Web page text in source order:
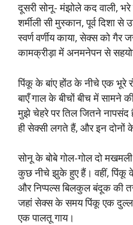
दूसरी सोनू- मंझोले कद वाली,
शर्मीली सी मुस्कान, पूर्व दिशा
स्वर्ण वर्णीय काया, सेक्स को गैर
कामक्रीड़ा में अनमनेपन से
पिंकू के बांए होंठ के नीचे एक भूरे
बाएँ गाल के बीचों बीच में सामने
मुझे चेहरे पर तिल जितने
ही सेक्सी लगते हैं, और इन दोनों
सोनू के बोबे गोल-गोल दो
कुछ नीचे झुके हुए हैं। वहीं, पिंकू
और निप्पल्स बिलकुल बंदूक की
जहां सेक्स के समय पिंकू एक
एक पालतू गाय।